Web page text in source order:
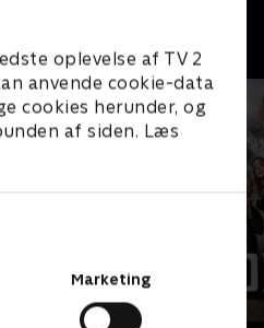
oplevelse af TV 2
anvende cookie-data
cookies herunder, og
af siden. Læs
Marketing